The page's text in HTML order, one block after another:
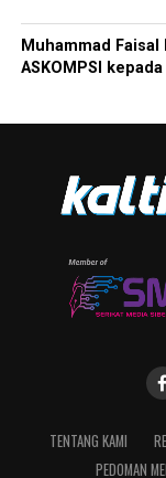
Muhammad
ASKOMPSI
TENTANG KAMI
PEDOMAN